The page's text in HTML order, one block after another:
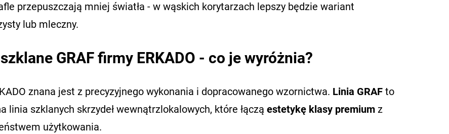
przepuszczają mniej światła - w wąskich korytarzach lepszy będzie wariant
lub mleczny.
GRAF firmy ERKADO - co je wyróżnia?
znana jest z precyzyjnego wykonania i dopracowanego wzornictwa. Linia GRAF to
linia szklanych skrzydeł wewnątrzlokalowych, które łączą estetykę klasy premium z
użytkowania.